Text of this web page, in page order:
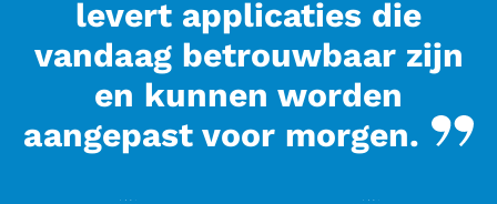
levert applicaties die
vandaag betrouwbaar zijn
en kunnen worden
aangepast voor morgen.